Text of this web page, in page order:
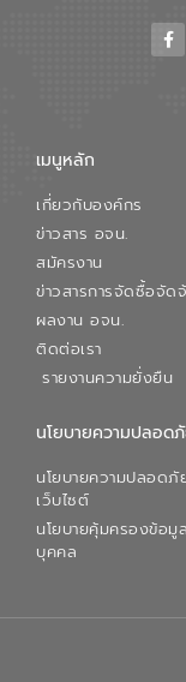
เมนูหลัก
เกี่ยวกับองค์กร
ข่าวสาร อจน.
สมัครงาน
ข่าวสารการจัดซื้อจัด
ผลงาน อจน.
ติดต่อเรา
รายงานความยั่งยืน
นโยบายความปลอด
นโยบายความปลอดภั
เว็บไซต์
นโยบายคุ้มครองข้อมู
บุคคล